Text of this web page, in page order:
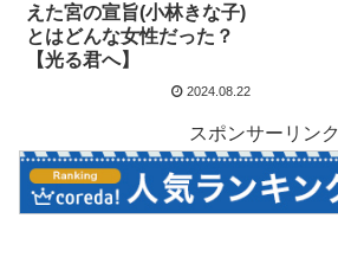
えた宮の宣旨(小林きな子)
とはどんな女性だった？
【光る君へ】
2024.08.22
スポンサーリンク